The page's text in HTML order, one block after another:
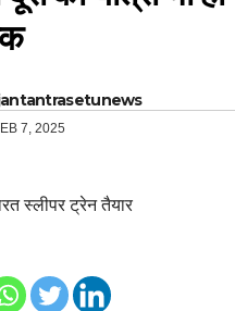
7, 2025